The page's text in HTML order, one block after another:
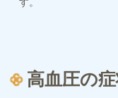
高血圧の